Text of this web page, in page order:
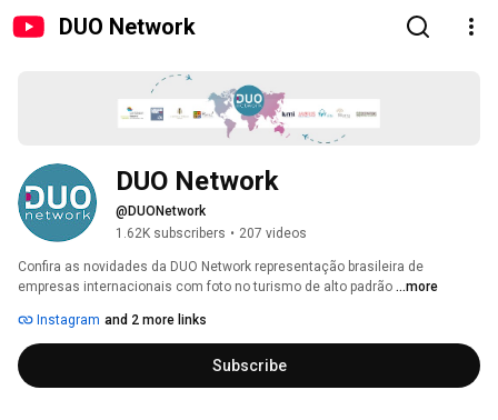
DUO Network
@DUONetwork
1.62K subscribers • 207 videos
Confira as novidades da DUO Network representação brasileira de
empresas internacionais com foto no turismo de alto padrão ...more
Instagram and 2 more links
Subscribe